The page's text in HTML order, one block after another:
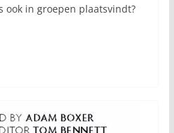
ook in groepen plaatsvindt?